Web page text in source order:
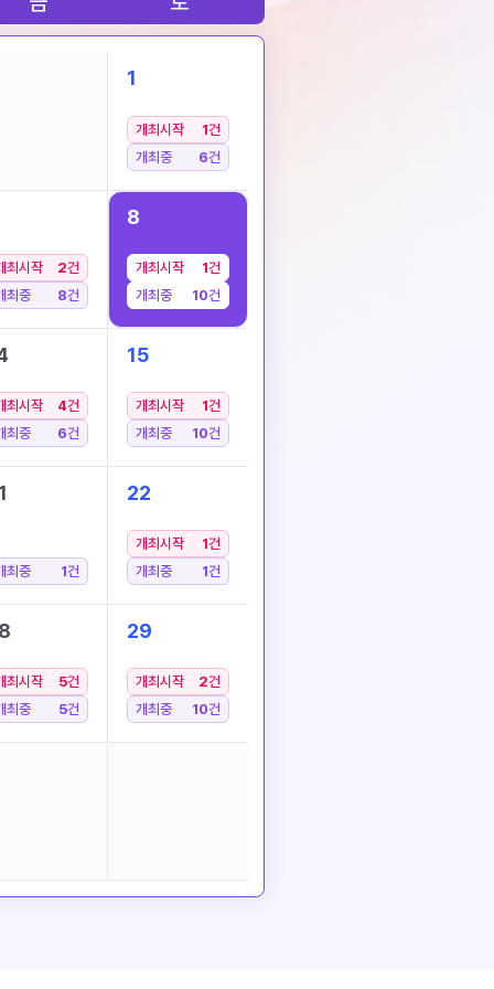
1
개최시작 1건
개최중
6건
최시작 2건
최중
8건
8
개최시작 1건
개최중
10건
최시작 4건
최중
6건
15
개최시작 1건
개최중
10건
최중 1건
22
개최시작 1건
개최중
1건
최시작 5건
최중
5건
29
개최시작 2건
개최중
10건